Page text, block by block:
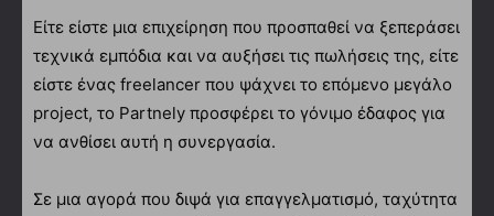
Είτε είστε μια επιχείρηση που προσπαθεί να ξεπεράσει
τεχνικά εμπόδια και να αυξήσει τις πωλήσεις της, είτε
είστε ένας freelancer που ψάχνει το επόμενο μεγάλο
project, το Partnely προσφέρει το γόνιμο έδαφος για
να ανθίσει αυτή η συνεργασία.
Σε μια αγορά που διψά για επαγγελματισμό, ταχύτητα